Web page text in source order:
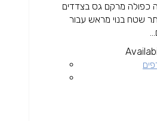
כפולה מרקם גס בצדדים
שטח בנוי מראש עבור